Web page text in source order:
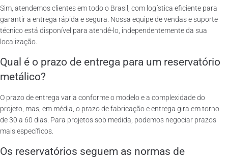
Sim, atendemos clientes em todo o Brasil, com logística eficiente para
garantir a entrega rápida e segura. Nossa equipe de vendas e suporte
técnico está disponível para atendê-lo, independentemente da sua
localização.
Qual é o prazo de entrega para um reservatório
metálico?
O prazo de entrega varia conforme o modelo e a complexidade do
projeto, mas, em média, o prazo de fabricação e entrega gira em torno
de 30 a 60 dias. Para projetos sob medida, podemos negociar prazos
mais específicos.
Os reservatórios seguem as normas de